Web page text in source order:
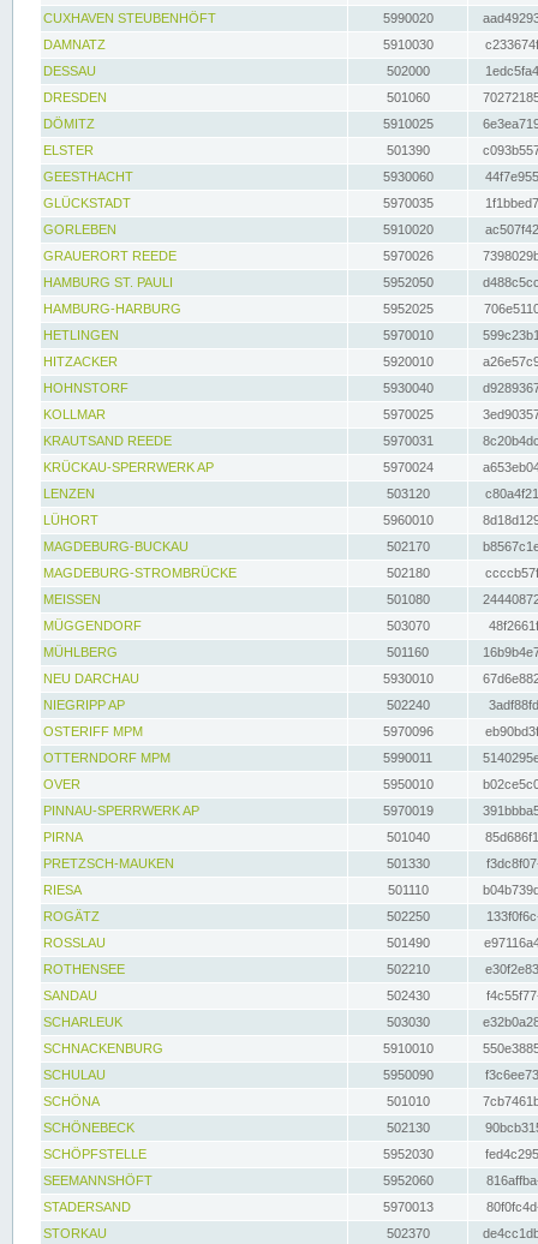
CUXHAVEN STEUBENHÖFT
5990020
DAMNATZ
5910030
DESSAU
502000
DRESDEN
501060
DÖMITZ
5910025
ELSTER
501390
GEESTHACHT
5930060
GLÜCKSTADT
5970035
GORLEBEN
5910020
GRAUERORT REEDE
5970026
HAMBURG ST. PAULI
5952050
HAMBURG-HARBURG
5952025
HETLINGEN
5970010
HITZACKER
5920010
HOHNSTORF
5930040
KOLLMAR
5970025
KRAUTSAND REEDE
5970031
KRÜCKAU-SPERRWERK AP
5970024
LENZEN
503120
LÜHORT
5960010
MAGDEBURG-BUCKAU
502170
MAGDEBURG-STROMBRÜCKE
502180
MEISSEN
501080
MÜGGENDORF
503070
MÜHLBERG
501160
NEU DARCHAU
5930010
NIEGRIPP AP
502240
OSTERIFF MPM
5970096
OTTERNDORF MPM
5990011
OVER
5950010
PINNAU-SPERRWERK AP
5970019
PIRNA
501040
PRETZSCH-MAUKEN
501330
RIESA
501110
ROGÄTZ
502250
ROSSLAU
501490
ROTHENSEE
502210
SANDAU
502430
SCHARLEUK
503030
SCHNACKENBURG
5910010
SCHULAU
5950090
SCHÖNA
501010
SCHÖNEBECK
502130
SCHÖPFSTELLE
5952030
SEEMANNSHÖFT
5952060
STADERSAND
5970013
STORKAU
502370